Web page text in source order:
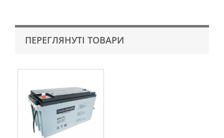
ПЕРЕГЛЯНУТІ ТОВАРИ